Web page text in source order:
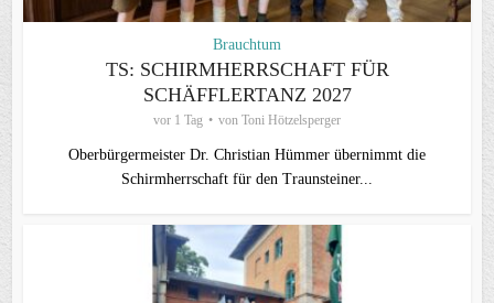
Brauchtum
TS: SCHIRMHERRSCHAFT FÜR
SCHÄFFLERTANZ 2027
vor 1 Tag von Toni Hötzelsperger
Oberbürgermeister Dr. Christian Hümmer übernimmt die
Schirmherrschaft für den Traunsteiner...